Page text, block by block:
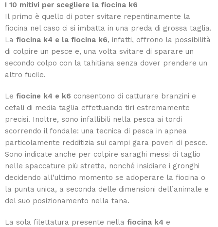
I 10 mitivi per scegliere la fiocina k6
Il primo è quello di poter svitare repentinamente la
fiocina nel caso ci si imbatta in una preda di grossa taglia.
Lafiocina k4 e la fiocina k6, infatti, offrono la possibilità
di colpire un pesce e, una volta svitare di sparare un
secondo colpo con la tahitiana senza dover prendere un
altro fucile.
Le fiocine k4 e k6 consentono di catturare branzini e
cefali di media taglia effettuando tiri estremamente
precisi. Inoltre, sono infallibili nella pesca ai tordi
scorrendo il fondale: una tecnica di pesca in apnea
particolamente redditizia sui campi gara poveri di pesce.
Sono indicate anche per colpire saraghi messi di taglio
nelle spaccature più strette, nonché insidiare i gronghi
decidendo all’ultimo momento se adoperare la fiocina o
la punta unica, a seconda delle dimensioni dell’animale e
del suo posizionamento nella tana.
La sola filettatura presente nellafiocina k4 e